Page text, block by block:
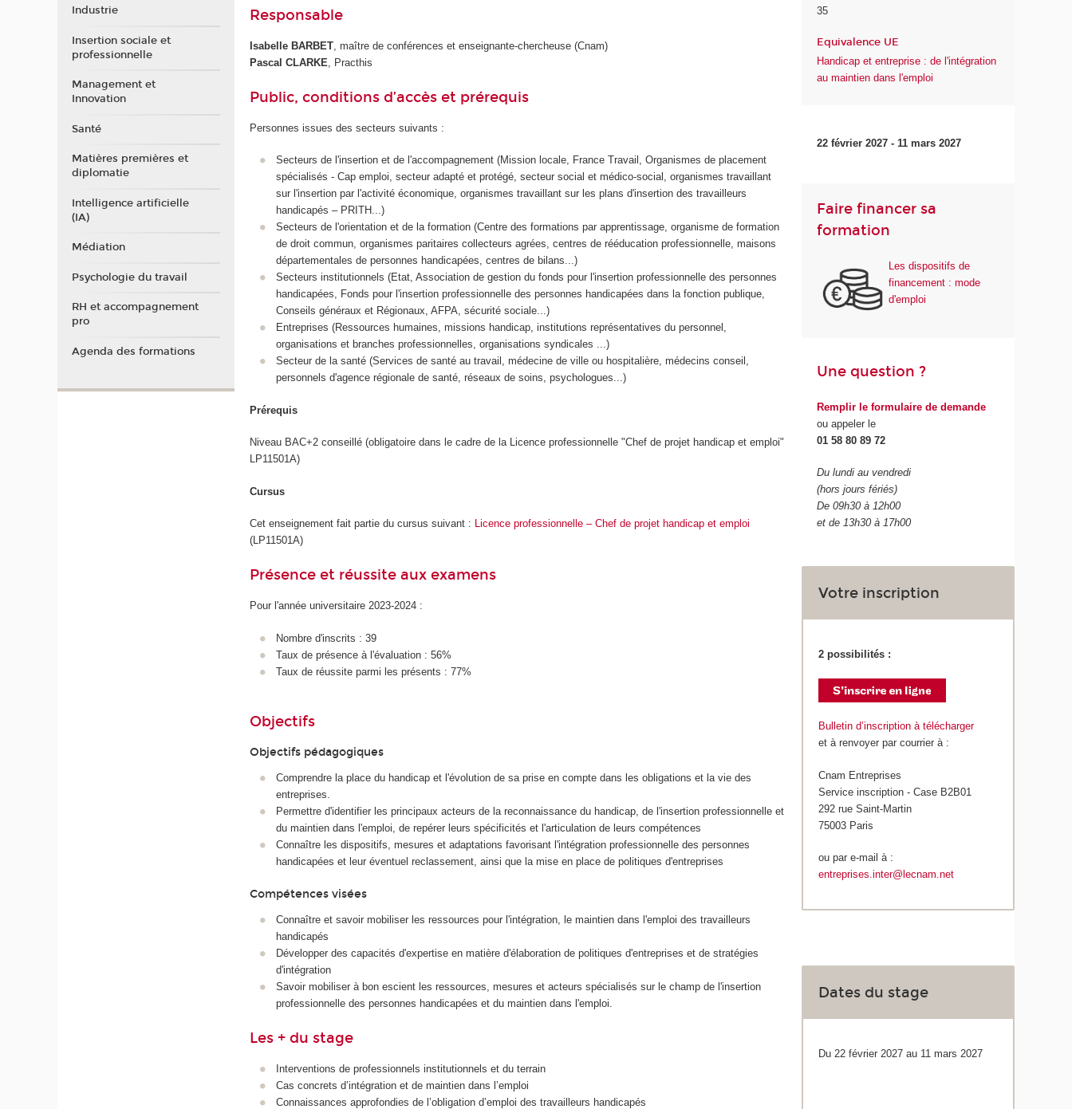
Responsable
Isabelle BARBET, maître de conférences et enseignante-chercheuse (Cnam)
Pascal CLARKE, Practhis
Public, conditions d’accès et prérequis
Personnes issues des secteurs suivants :
Secteurs de l'insertion et de l'accompagnement (Mission locale, France Travail, Organismes de placement
spécialisés - Cap emploi, secteur adapté et protégé, secteur social et médico-social, organismes travaillant
sur l'insertion par l'activité économique, organismes travaillant sur les plans d'insertion des travailleurs
handicapés – PRITH...)
Secteurs de l'orientation et de la formation (Centre des formations par apprentissage, organisme de formation
de droit commun, organismes paritaires collecteurs agrées, centres de rééducation professionnelle, maisons
départementales de personnes handicapées, centres de bilans...)
Secteurs institutionnels (Etat, Association de gestion du fonds pour l'insertion professionnelle des personnes
handicapées, Fonds pour l'insertion professionnelle des personnes handicapées dans la fonction publique,
Conseils généraux et Régionaux, AFPA, sécurité sociale...)
Entreprises (Ressources humaines, missions handicap, institutions représentatives du personnel,
organisations et branches professionnelles, organisations syndicales ...)
Secteur de la santé (Services de santé au travail, médecine de ville ou hospitalière, médecins conseil,
personnels d'agence régionale de santé, réseaux de soins, psychologues...)
Prérequis
Niveau BAC+2 conseillé (obligatoire dans le cadre de la Licence professionnelle "Chef de projet handicap et emploi"
LP11501A)
Cursus
Cet enseignement fait partie du cursus suivant : Licence professionnelle – Chef de projet handicap et emploi
(LP11501A)
Présence et réussite aux examens
Pour l'année universitaire 2023-2024 :
Nombre d'inscrits : 39
Taux de présence à l'évaluation : 56%
Taux de réussite parmi les présents : 77%
Objectifs
Objectifs pédagogiques
Comprendre la place du handicap et l'évolution de sa prise en compte dans les obligations et la vie des
entreprises.
Permettre d'identifier les principaux acteurs de la reconnaissance du handicap, de l'insertion professionnelle et
du maintien dans l'emploi, de repérer leurs spécificités et l'articulation de leurs compétences
Connaître les dispositifs, mesures et adaptations favorisant l'intégration professionnelle des personnes
handicapées et leur éventuel reclassement, ainsi que la mise en place de politiques d'entreprises
Compétences visées
Connaître et savoir mobiliser les ressources pour l'intégration, le maintien dans l'emploi des travailleurs
handicapés
Développer des capacités d'expertise en matière d'élaboration de politiques d'entreprises et de stratégies
d'intégration
Savoir mobiliser à bon escient les ressources, mesures et acteurs spécialisés sur le champ de l'insertion
professionnelle des personnes handicapées et du maintien dans l'emploi.
Les + du stage
Interventions de professionnels institutionnels et du terrain
Cas concrets d’intégration et de maintien dans l’emploi
Connaissances approfondies de l’obligation d’emploi des travailleurs handicapés
35
Equivalence UE
Handicap et entreprise : de l'intégration
au maintien dans l'emploi
22 février 2027 - 11 mars 2027
Faire financer sa
formation
Les dispositifs de
financement : mode
d'emploi
Une question ?
Remplir le formulaire de demande
ou appeler le
01 58 80 89 72
Du lundi au vendredi
(hors jours fériés)
De 09h30 à 12h00
et de 13h30 à 17h00
Votre inscription
2 possibilités :
Bulletin d’inscription à télécharger
et à renvoyer par courrier à :
Cnam Entreprises
Service inscription - Case B2B01
292 rue Saint-Martin
75003 Paris
ou par e-mail à :
entreprises.inter@lecnam.net
Dates du stage
Du 22 février 2027 au 11 mars 2027
Industrie
Insertion sociale et
professionnelle
Management et
Innovation
Santé
Matières premières et
diplomatie
Intelligence artificielle
(IA)
Médiation
Psychologie du travail
RH et accompagnement
pro
Agenda des formations